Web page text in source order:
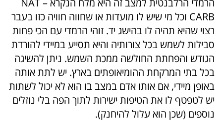
הרמדי הרלבנטית למצב זה היא מלח הנקרא NAT –
CARB וכל מי שיש לו מועדות או שחווה חוויה כזו בעבר
רצוי שהיא תהיה לו בהישג יד. זוהי הרמדי עם הכי פחות
סבילות לשמש בכל צורותיה והיא תסייע במיידי להורדת
הגודש והפחתת החולשה ממכת השמש. ניתן להשיגה
בכל בתי המרקחת ההומיאופתים בארץ. יש לתת אותה
באופן מיידי, אם אותו אדם במצב בו הוא לא יכול לשתות
יש לטפטף לו את הטיפות ישירות לתוך הפה בלי נוזלים
נוספים (שכן הוא עלול להיחנק).